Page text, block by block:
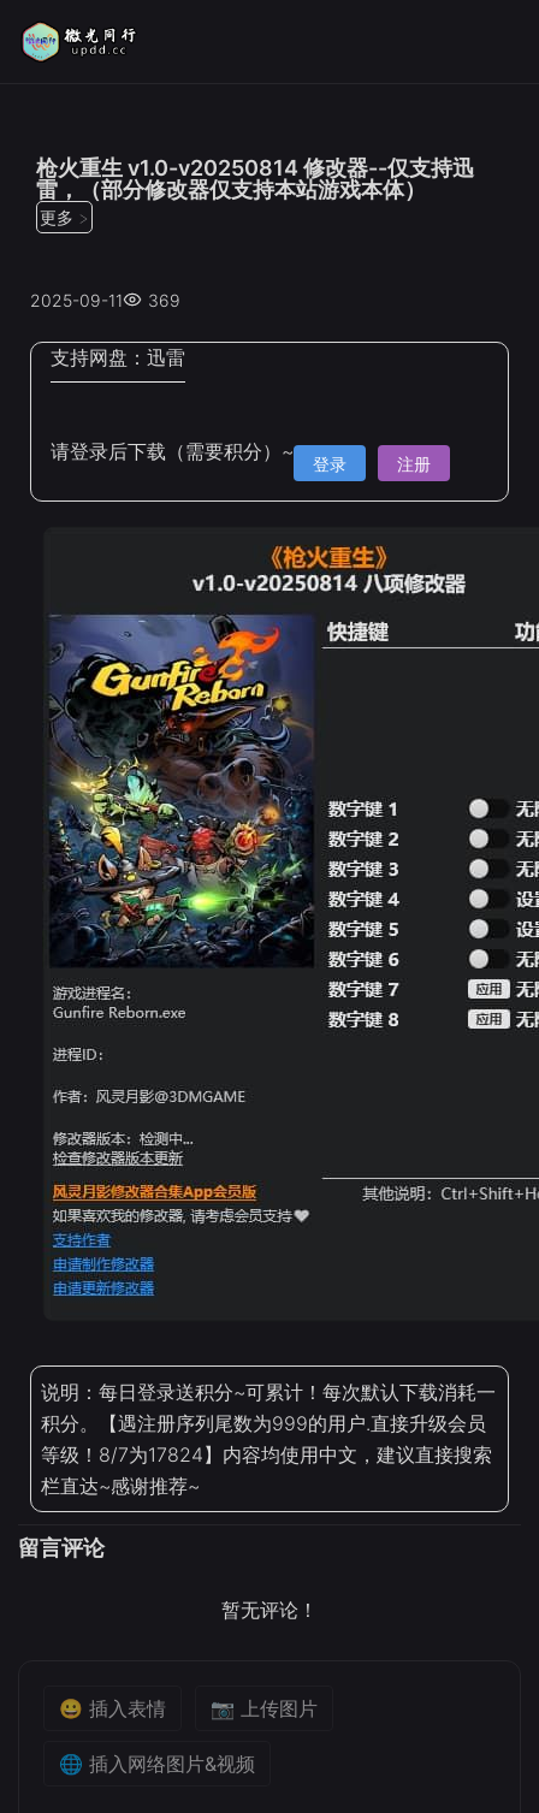
枪火重生 v1.0-v20250814 修改器--仅支持迅
雷，（部分修改器仅支持本站游戏本体）
更多 >
2025-09-11 369
支持网盘： 迅雷
请登录后下载（需要积分）~ 登录 注册
说明：每日登录送积分~可累计！每次默认下载消耗一
积分。【遇注册序列尾数为999的用户.直接升级会员
等级！8/7为17824】内容均使用中文，建议直接搜索
栏直达~感谢推荐~
留言评论
暂无评论！
😀 插入表情 📷 上传图片
🌐 插入网络图片&视频